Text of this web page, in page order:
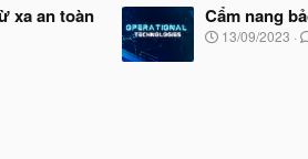
à
y
b
xa an toàn
Cẩm nang
N
13/09/2023